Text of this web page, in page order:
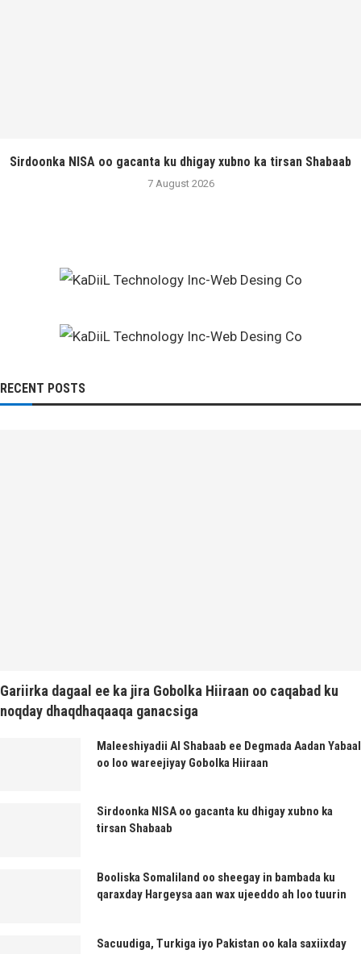
Sirdoonka NISA oo gacanta ku dhigay xubno ka tirsan Shabaab
7 August 2026
RECENT POSTS
Gariirka dagaal ee ka jira Gobolka Hiiraan oo caqabad ku
noqday dhaqdhaqaaqa ganacsiga
Maleeshiyadii Al Shabaab ee Degmada Aadan Yabaal
oo loo wareejiyay Gobolka Hiiraan
Sirdoonka NISA oo gacanta ku dhigay xubno ka
tirsan Shabaab
Booliska Somaliland oo sheegay in bambada ku
qaraxday Hargeysa aan wax ujeeddo ah loo tuurin
Sacuudiga, Turkiga iyo Pakistan oo kala saxiixday